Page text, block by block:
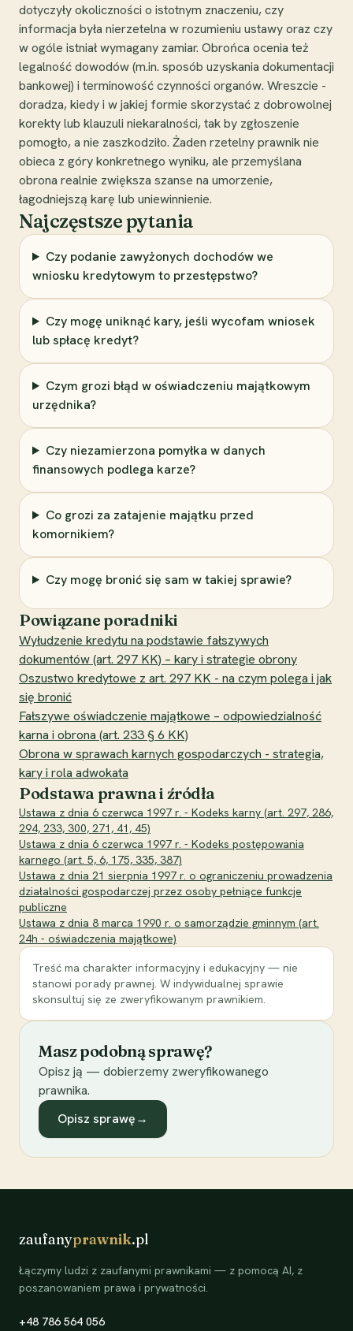
dotyczyły okoliczności o istotnym znaczeniu, czy
informacja była nierzetelna w rozumieniu ustawy oraz czy
w ogóle istniał wymagany zamiar. Obrońca ocenia też
legalność dowodów (m.in. sposób uzyskania dokumentacji
bankowej) i terminowość czynności organów. Wreszcie -
doradza, kiedy i w jakiej formie skorzystać z dobrowolnej
korekty lub klauzuli niekaralności, tak by zgłoszenie
pomogło, a nie zaszkodziło. Żaden rzetelny prawnik nie
obieca z góry konkretnego wyniku, ale przemyślana
obrona realnie zwiększa szanse na umorzenie,
łagodniejszą karę lub uniewinnienie.
Najczęstsze pytania
Czy podanie zawyżonych dochodów we
wniosku kredytowym to przestępstwo?
Czy mogę uniknąć kary, jeśli wycofam wniosek
lub spłacę kredyt?
Czym grozi błąd w oświadczeniu majątkowym
urzędnika?
Czy niezamierzona pomyłka w danych
finansowych podlega karze?
Co grozi za zatajenie majątku przed
komornikiem?
Czy mogę bronić się sam w takiej sprawie?
Powiązane poradniki
Wyłudzenie kredytu na podstawie fałszywych
dokumentów (art. 297 KK) – kary i strategie obrony
Oszustwo kredytowe z art. 297 KK - na czym polega i jak
się bronić
Fałszywe oświadczenie majątkowe – odpowiedzialność
karna i obrona (art. 233 § 6 KK)
Obrona w sprawach karnych gospodarczych - strategia,
kary i rola adwokata
Podstawa prawna i źródła
Ustawa z dnia 6 czerwca 1997 r. - Kodeks karny (art. 297, 286,
294, 233, 300, 271, 41, 45)
Ustawa z dnia 6 czerwca 1997 r. - Kodeks postępowania
karnego (art. 5, 6, 175, 335, 387)
Ustawa z dnia 21 sierpnia 1997 r. o ograniczeniu prowadzenia
działalności gospodarczej przez osoby pełniące funkcje
publiczne
Ustawa z dnia 8 marca 1990 r. o samorządzie gminnym (art.
24h - oświadczenia majątkowe)
Treść ma charakter informacyjny i edukacyjny — nie
stanowi porady prawnej. W indywidualnej sprawie
skonsultuj się ze zweryfikowanym prawnikiem.
Masz podobną sprawę?
Opisz ją — dobierzemy zweryfikowanego
prawnika.
Opisz sprawę→
zaufanyprawnik.pl
Łączymy ludzi z zaufanymi prawnikami — z pomocą AI, z
poszanowaniem prawa i prywatności.
+48 786 564 056